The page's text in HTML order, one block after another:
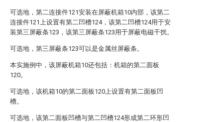
可选地，第二连接件121安装在屏蔽机箱10内部，该第二
连接件121上设置有第二凹槽124，该第二凹槽124用于安
装第三屏蔽条123，该第三屏蔽条123用于屏蔽电磁干扰。
可选地，第三屏蔽条123可以是金属丝屏蔽条。
本实施例中，该屏蔽机箱10还包括：机箱的第二面板
120。
可选地，该机箱10的第二面板120上设置有第二面板凹
槽。
可选地，该第二面板凹槽与第二凹槽124形成第二环形凹